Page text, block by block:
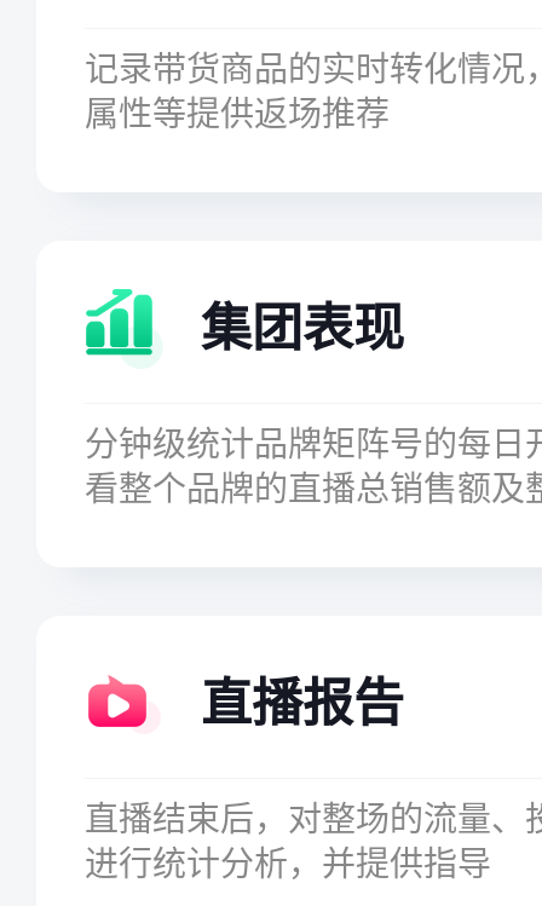
记录带货商品的实时转化情况
属性等提供返场推荐
集团表现
分钟级统计品牌矩阵号的每日
看整个品牌的直播总销售额及
直播报告
直播结束后，对整场的流量、
进行统计分析，并提供指导